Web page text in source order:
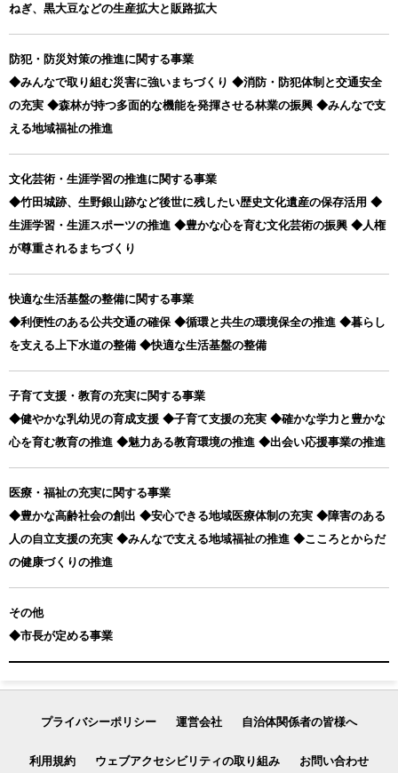
ねぎ、黒大豆などの生産拡大と販路拡大
防犯・防災対策の推進に関する事業
◆みんなで取り組む災害に強いまちづくり ◆消防・防犯体制と交通安全
の充実 ◆森林が持つ多面的な機能を発揮させる林業の振興 ◆みんなで支
える地域福祉の推進
文化芸術・生涯学習の推進に関する事業
◆竹田城跡、生野銀山跡など後世に残したい歴史文化遺産の保存活用 ◆
生涯学習・生涯スポーツの推進 ◆豊かな心を育む文化芸術の振興 ◆人権
が尊重されるまちづくり
快適な生活基盤の整備に関する事業
◆利便性のある公共交通の確保 ◆循環と共生の環境保全の推進 ◆暮らし
を支える上下水道の整備 ◆快適な生活基盤の整備
子育て支援・教育の充実に関する事業
◆健やかな乳幼児の育成支援 ◆子育て支援の充実 ◆確かな学力と豊かな
心を育む教育の推進 ◆魅力ある教育環境の推進 ◆出会い応援事業の推進
医療・福祉の充実に関する事業
◆豊かな高齢社会の創出 ◆安心できる地域医療体制の充実 ◆障害のある
人の自立支援の充実 ◆みんなで支える地域福祉の推進 ◆こころとからだ
の健康づくりの推進
その他
◆市長が定める事業
プライバシーポリシー 運営会社 自治体関係者の皆様へ
利用規約 ウェブアクセシビリティの取り組み お問い合わせ